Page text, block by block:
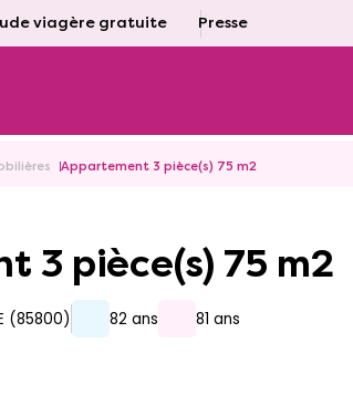
viagère gratuite Presse
Appartement 3 pièce(s) 75 m2
3 pièce(s) 75 m2
(85800) 82 ans 81 ans